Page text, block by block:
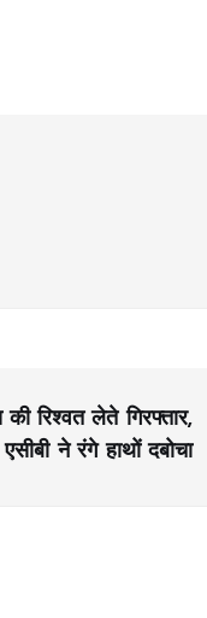
रिश्वत लेते गिरफ्तार,
एसीबी ने रंगे हाथों दबोचा